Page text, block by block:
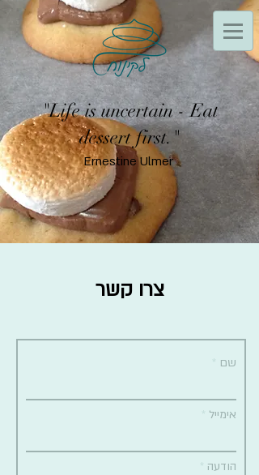
"Life is uncertain - Eat
dessert first."
Ernestine Ulmer
צרו קשר
שם
אימייל
הודעה